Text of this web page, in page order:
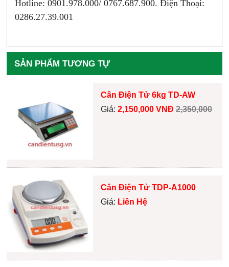
Hotline: 0901.978.000/ 0767.687.900. Điện Thoại:
0286.27.39.001
SẢN PHẨM TƯƠNG TỰ
Cân Điện Tử 6kg TD-AW
Giá: 2,150,000 VNĐ 2,350,000
Cân Điện Tử TDP-A1000
Giá: Liên Hệ